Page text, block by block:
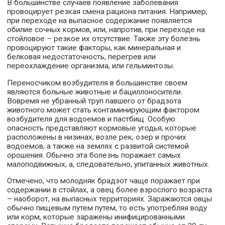
В большинстве случаев появление заболевания
провоцирует резкая смена рациона питания. Например,
при переходе на выпасное содержание появляется
обилие сочных кормов, или, напротив, при переходе на
стойловое – резкое их отсутствие. Также эту болезнь
провоцируют такие факторы, как минеральная и
белковая недостаточность, перегрев или
переохлаждение организма, или гельминтозы.
Переносчиком возбудителя в большинстве своем
являются больные животные и бациллоносители.
Вовремя не убранный труп павшего от брадзота
животного может стать контаминирующим фактором
возбудителя для водоемов и пастбищ. Особую
опасность представляют кормовые угодья, которые
расположены в низинах, возле рек, озер и прочих
водоемов, а также на землях с развитой системой
орошения. Обычно эта болезнь поражает самых
малоподвижных, а, следовательно, упитанных животных.
Отмечено, что молодняк брадзот чаще поражает при
содержании в стойлах, а овец более взрослого возраста
– наоборот, на выпасных территориях. Заражаются овцы
обычно пищевым путем путем, то есть употребляя воду
или корм, которые заражены инифицированными